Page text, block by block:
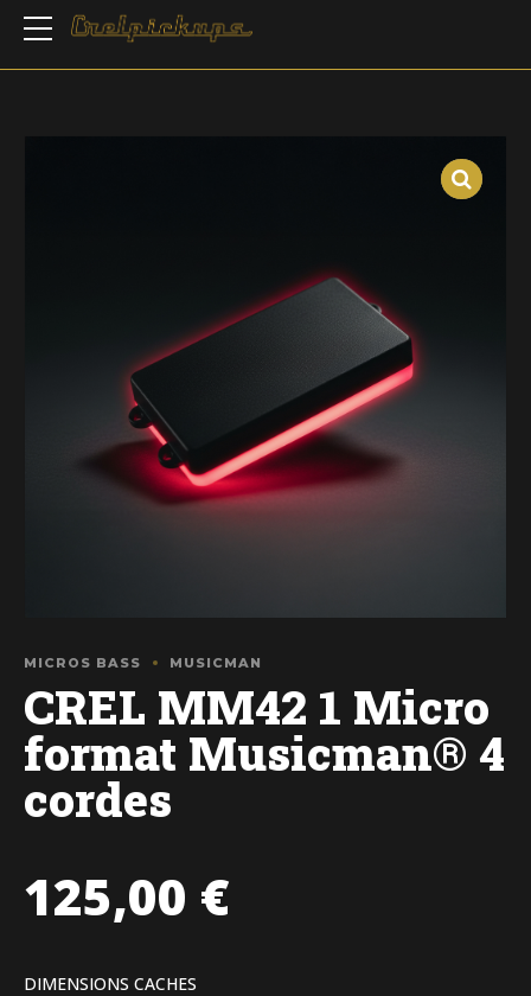
MICROS BASS MUSICMAN
CREL MM42 1 Micro
format Musicman® 4
cordes
125,00 €
DIMENSIONS CACHES